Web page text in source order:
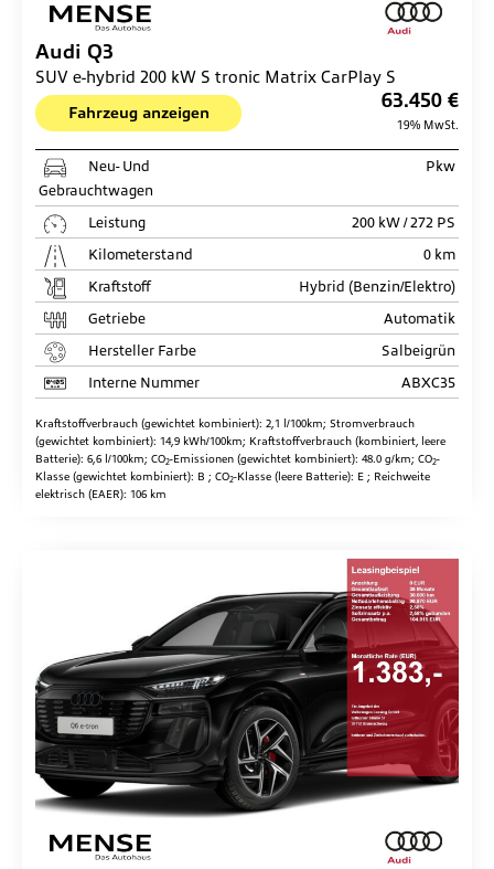
Audi Q3
SUV e-hybrid 200 kW S tronic Matrix CarPlay S
Fahrzeug anzeigen
63.450 €
19% MwSt.
Neu- Und
Gebrauchtwagen
Pkw
Leistung
200 kW / 272 PS
Kilometerstand
0 km
Kraftstoff
Hybrid (Benzin/Elektro)
Getriebe
Automatik
Hersteller Farbe
Salbeigrün
Interne Nummer
ABXC35
Kraftstoffverbrauch (gewichtet kombiniert): 2,1 l/100km; Stromverbrauch
(gewichtet kombiniert): 14,9 kWh/100km; Kraftstoffverbrauch (kombiniert, leere
Batterie): 6,6 l/100km; CO2-Emissionen (gewichtet kombiniert): 48.0 g/km; CO2-
Klasse (gewichtet kombiniert): B ; CO2-Klasse (leere Batterie): E ; Reichweite
elektrisch (EAER): 106 km